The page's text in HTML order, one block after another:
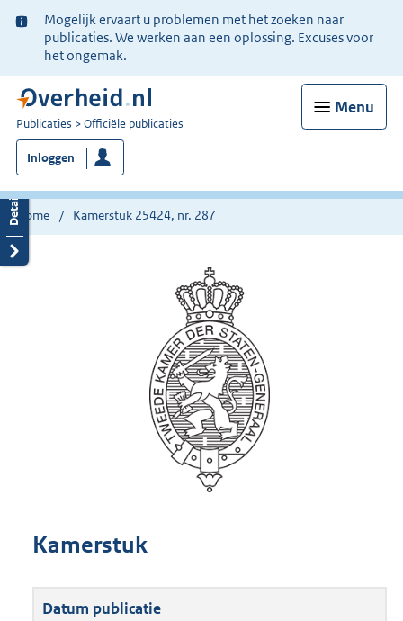
Ter
informatie:
Mogelijk ervaart u problemen met het zoeken naar
publicaties. We werken aan een oplossing. Excuses voor
het ongemak.
Menu
U
bent
nu
hier:
Publicaties Officiële publicaties
Inloggen
Home Kamerstuk 25424, nr. 287
Kamerstuk